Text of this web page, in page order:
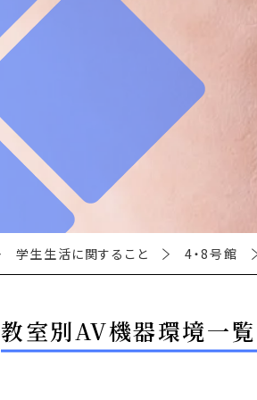
学生生活に関すること 4・8号館
教室別AV機器環境一覧